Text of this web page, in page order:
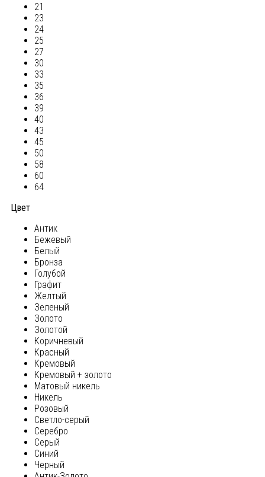
21
23
24
25
27
30
33
35
36
39
40
43
45
50
58
60
64
Цвет
Антик
Бежевый
Белый
Бронза
Голубой
Графит
Желтый
Зеленый
Золото
Золотой
Коричневый
Красный
Кремовый
Кремовый + золото
Матовый никель
Никель
Розовый
Светло-серый
Серебро
Серый
Синий
Черный